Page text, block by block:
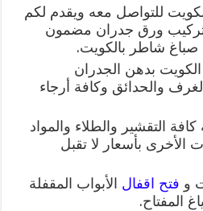
للتواصل معه ويقدم لكم
ورق جدران مضمون
شاطر بالكويت.
بدهن الجدران
والحدائق وكافة أرجاء
التقشير والطلاء والمواد
الأخرى بأسعار لا تقبل
و فتح اقفال الأبواب المقفلة
المفتاح.